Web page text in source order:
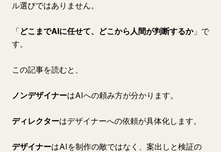
ル選びではありません。
「どこまでAIに任せて、どこから人間が判断するか」で
す。
この記事を読むと、
ノンデザイナーはAIへの頼み方が分かります。
ディレクターはデザイナーへの依頼が具体化します。
デザイナーはAIを制作の敵ではなく、案出しと検証の